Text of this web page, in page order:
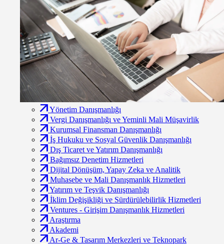
Yönetim Danışmanlığı
Vergi Danışmanlığı ve Yeminli Mali Müşavirlik
Kurumsal Finansman Danışmanlığı
İş Hukuku ve Sosyal Güvenlik Danışmanlığı
Dış Ticaret ve Yatırım Danışmanlığı
Bağımsız Denetim Hizmetleri
Dijital Dönüşüm, Yapay Zeka ve Analitik
Muhasebe ve Mali Danışmanlık Hizmetleri
Yatırım ve Teşvik Danışmanlığı
İklim Değişikliği ve Sürdürülebilirlik Hizmetleri
Ventures - Girişim Danışmanlık Hizmetleri
Araştırma
Akademi
Ar-Ge & Tasarım Merkezleri ve Teknopark